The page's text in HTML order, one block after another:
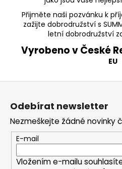
Přijměte naši pozvánku k
zažijte dobrodružství s
letní dobrodružství
Vyrobeno v České
EU
Z
Odebírat newsletter
Nezmeškejte žádné novinky
E-mail
Vložením e-mailu